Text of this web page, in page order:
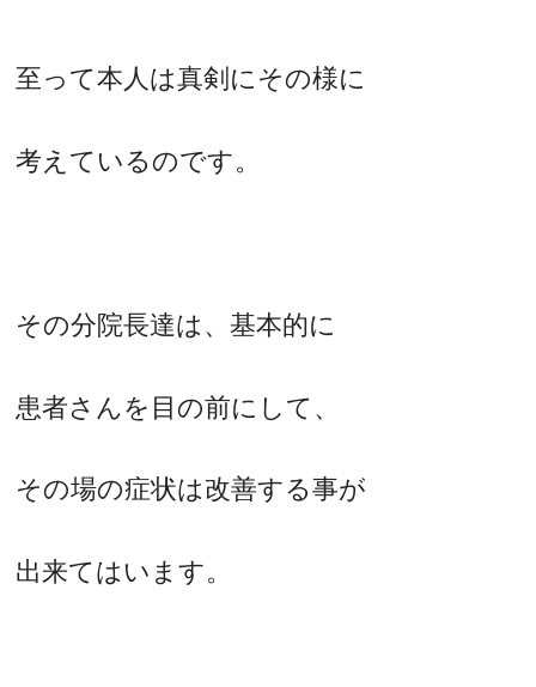
至って本人は真剣にその様に
考えているのです。
その分院長達は、基本的に
患者さんを目の前にして、
その場の症状は改善する事が
出来てはいます。